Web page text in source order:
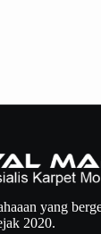
yang
2020.